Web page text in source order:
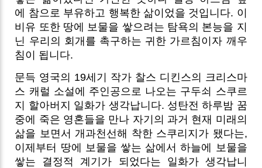
에 참으로 부유하고 행복한 삶이었을 것입니다. 이
비유 또한 땅에 보물을 쌓으려는 탐욕의 본능을 지
닌 우리의 회개를 촉구하는 귀한 가르침이자 깨우
침이 됩니다.
문득 영국의 19세기 작가 찰스 디킨스의 크리스마
스 캐럴 소설에 주인공으로 나오는 구두쇠 스쿠르
지 할아버지 일화가 생각납니다. 성탄전 하루밤 꿈
중에 죽은 영혼들을 만나 자기의 과거 현재 미래의
삶을 보면서 개과천선해 착한 스쿠리지가 됐다는,
이제부터 땅에 보물을 쌓는 삶에서 하늘에 보물을
쌓는 결정적 계기가 되었다는 일화가 생각납니